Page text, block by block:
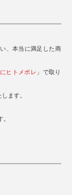
、本当に満足した商
ヒトメボレ 」で取り
ます。